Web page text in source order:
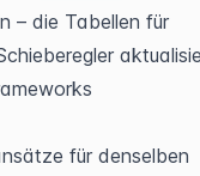
– die Tabellen für
für denselben